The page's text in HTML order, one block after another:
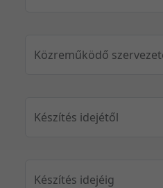
Közreműködő
Készítés idejétől
Készítés idejéig